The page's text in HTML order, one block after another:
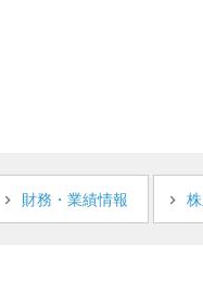
財務・業績情報